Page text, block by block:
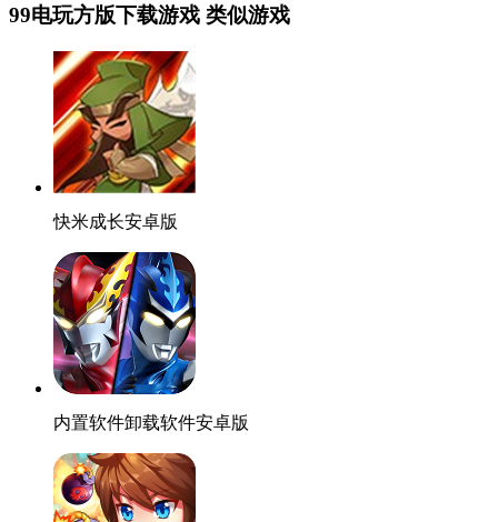
99电玩方版下载游戏 类似游戏
快米成长安卓版
内置软件卸载软件安卓版